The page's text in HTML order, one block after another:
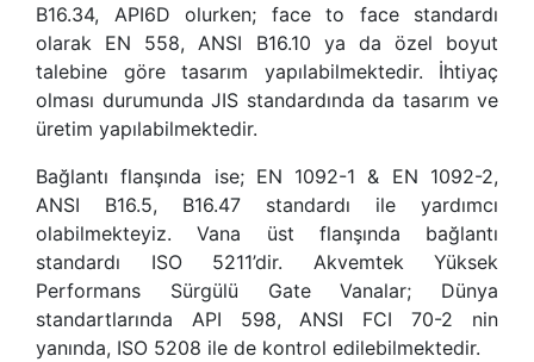
B16.34, API6D olurken; face to face standardı
olarak EN 558, ANSI B16.10 ya da özel boyut
talebine göre tasarım yapılabilmektedir. İhtiyaç
olması durumunda JIS standardında da tasarım ve
üretim yapılabilmektedir.
Bağlantı flanşında ise; EN 1092-1 & EN 1092-2,
ANSI B16.5, B16.47 standardı ile yardımcı
olabilmekteyiz. Vana üst flanşında bağlantı
standardı ISO 5211’dir. Akvemtek Yüksek
Performans Sürgülü Gate Vanalar; Dünya
standartlarında API 598, ANSI FCI 70-2 nin
yanında, ISO 5208 ile de kontrol edilebilmektedir.